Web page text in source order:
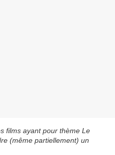
films ayant pour thème Le
(même partiellement) un